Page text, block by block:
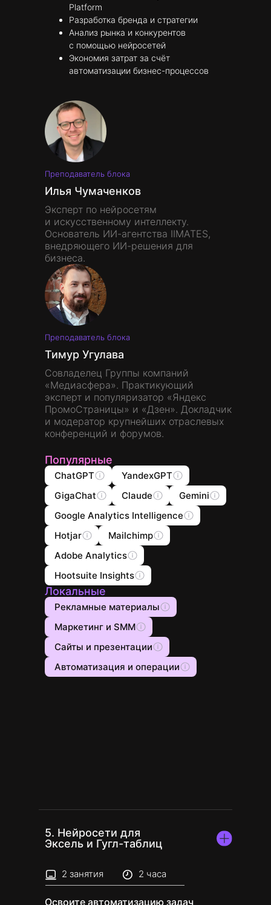
Илья Чумаченков
Эксперт по нейросетям
и искусственному интеллекту.
Основатель ИИ-агентства IIMATES,
внедряющего ИИ-решения для
бизнеса.
Преподаватель блока
Тимур Угулава
Совладелец Группы компаний
«Медиасфера». Практикующий
эксперт и популяризатор «Яндекс
ПромоСтраницы» и «Дзен». Докладчик
и модератор крупнейших отраслевых
конференций и форумов.
Преподаватель блока
Platform
Разработка бренда и стратегии
Анализ рынка и конкурентов
с помощью нейросетей
Экономия затрат за счёт
автоматизации бизнес-процессов
Популярные
ChatGPT
YandexGPT
GigaChat
Claude
Gemini
Google Analytics Intelligence
Hotjar
Mailchimp
Adobe Analytics
Hootsuite Insights
Локальные
Рекламные материалы
Маркетинг и SMM
Сайты и презентации
Автоматизация и операции
5. Нейросети для
Эксель и Гугл-таблиц
2 часа
2 занятия
Освоите автоматизацию задач